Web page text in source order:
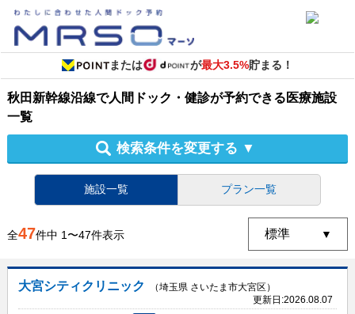
または が最大3.5%貯まる！
秋田新幹線沿線で人間ドック・健診が予約できる医療施設
一覧
検索条件を変更する ▼
施設一覧 プラン一覧
全47件中 1〜47件表示
大宮シティクリニック
（埼玉県 さいたま市大宮区）
更新日:2026.08.07